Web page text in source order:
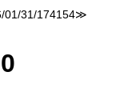
01/31/174154≫